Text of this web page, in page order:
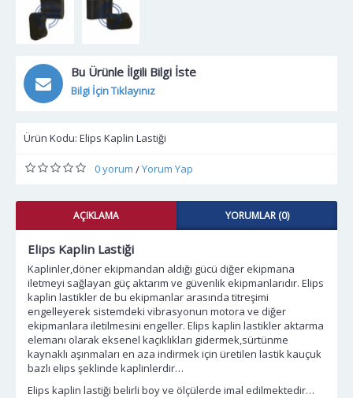
Bu Ürünle İlgili Bilgi İste
Bilgi İçin Tıklayınız
Ürün Kodu: Elips Kaplin Lastiği
0 yorum /Yorum Yap
AÇIKLAMA YORUMLAR (0)
Elips Kaplin Lastiği
Kaplinler,döner ekipmandan aldığı gücü diğer ekipmana
iletmeyi sağlayan güç aktarım ve güvenlik ekipmanlarıdır. Elips
kaplin lastikler de bu ekipmanlar arasında titreşimi
engelleyerek sistemdeki vibrasyonun motora ve diğer
ekipmanlara iletilmesini engeller. Elips kaplin lastikler aktarma
elemanı olarak eksenel kaçıklıkları gidermek,sürtünme
kaynaklı aşınmaları en aza indirmek için üretilen lastik kauçuk
bazlı elips şeklinde kaplinlerdir…
Elips kaplin lastiği belirli boy ve ölçülerde imal edilmektedir…